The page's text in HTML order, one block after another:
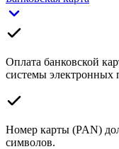
Оплата банковской
системы электронных
Номер карты (PAN)
символов.